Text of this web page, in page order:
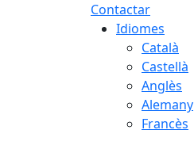
Contactar
Idiomes
Català
Castellà
Anglès
Alemany
Francès